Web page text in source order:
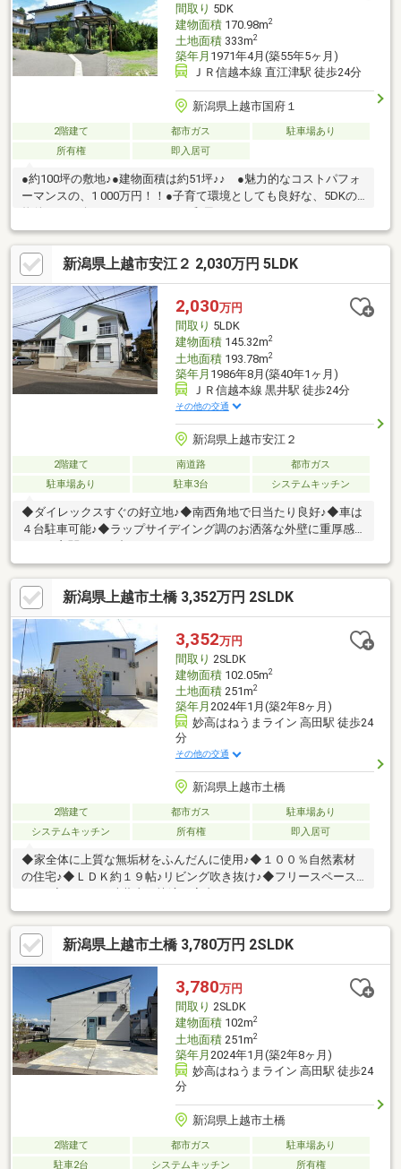
間取り 5DK
建物面積170.98m2
土地面積333m2
築年月 1971年4月(築55年5ヶ月)
ＪＲ信越本線 直江津駅 徒歩24分
新潟県上越市国府１
2階建て 都市ガス
駐車場あり
所有権
即入居可
●約100坪の敷地♪●建物面積は約51坪♪♪ ●魅力的なコストパフォ
ーマンスの、1 000万円！！●子育て環境としても良好な、5DKの
た、趣ある邸宅です♪
新潟県上越市安江２ 2,030万円 5LDK
2,030万円
間取り 5LDK
建物面積145.32m2
土地面積193.78m2
築年月 1986年8月(築40年1ヶ月)
ＪＲ信越本線 黒井駅 徒歩24分
その他の交通
新潟県上越市安江２
2階建て 南道路
都市ガス
駐車場あり
駐車3台 システムキッチン
◆ダイレックスすぐの好立地♪◆南西角地で日当たり良好♪◆車は
４台駐車可能♪◆ラップサイデイング調のお洒落な外壁に重厚感
新潟県上越市土橋 3,352万円 2SLDK
3,352万円
間取り 2SLDK
建物面積102.05m2
土地面積251m2
築年月 2024年1月(築2年8ヶ月)
妙高はねうまライン 高田駅 徒歩24
分
その他の交通
新潟県上越市土橋
2階建て 都市ガス
駐車場あり
システムキッチン
所有権 即入居可
◆家全体に上質な無垢材をふんだんに使用♪◆１００％自然素材
の住宅♪◆ＬＤＫ約１９帖♪リビング吹き抜け♪◆フリースペース
新潟県上越市土橋 3,780万円 2SLDK
3,780万円
間取り 2SLDK
建物面積102m2
土地面積251m2
築年月 2024年1月(築2年8ヶ月)
妙高はねうまライン 高田駅 徒歩24
分
新潟県上越市土橋
2階建て 都市ガス
駐車場あり
駐車2台
システムキッチン 所有権